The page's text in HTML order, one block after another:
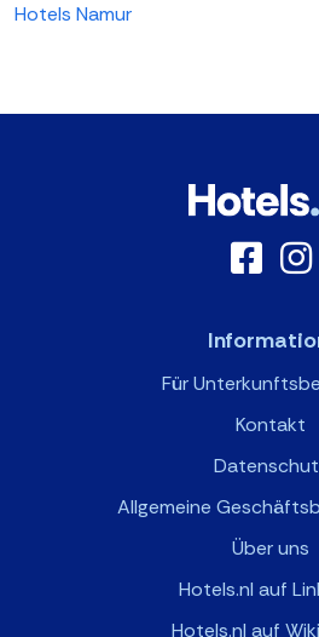
Hotels Namur
Für
Kontakt
Allgemeine
Über uns
Hotels.nl auf
Hotels.nl auf